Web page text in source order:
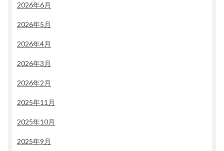
2026年6月
2026年5月
2026年4月
2026年3月
2026年2月
2025年11月
2025年10月
2025年9月